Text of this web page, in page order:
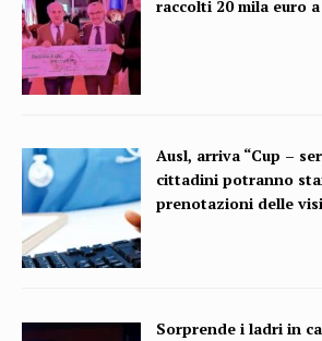
raccolti 20 mila euro
Ausl, arriva “Cup –
cittadini potranno
prenotazioni delle
Sorprende i ladri in